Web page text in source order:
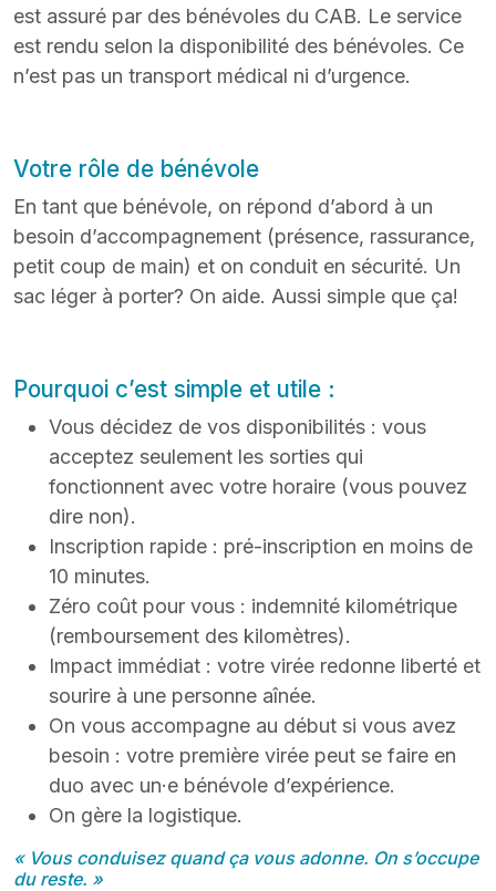
est assuré par des bénévoles du CAB. Le service
est rendu selon la disponibilité des bénévoles. Ce
n’est pas un transport médical ni d’urgence.
Votre rôle de bénévole
En tant que bénévole, on répond d’abord à un
besoin d’accompagnement (présence, rassurance,
petit coup de main) et on conduit en sécurité. Un
sac léger à porter? On aide. Aussi simple que ça!
Pourquoi c’est simple et utile :
Vous décidez de vos disponibilités : vous
acceptez seulement les sorties qui
fonctionnent avec votre horaire (vous pouvez
dire non).
Inscription rapide : pré-inscription en moins de
10 minutes.
Zéro coût pour vous : indemnité kilométrique
(remboursement des kilomètres).
Impact immédiat : votre virée redonne liberté et
sourire à une personne aînée.
On vous accompagne au début si vous avez
besoin : votre première virée peut se faire en
duo avec un·e bénévole d’expérience.
On gère la logistique.
« Vous conduisez quand ça vous adonne. On s’occupe
du reste. »